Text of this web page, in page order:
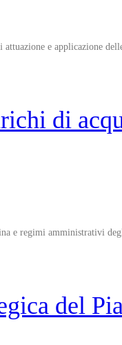
e applicazione
di
e regimi amministrativi
del